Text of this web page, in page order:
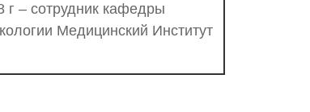
– сотрудник кафедры
Медицинский Институт